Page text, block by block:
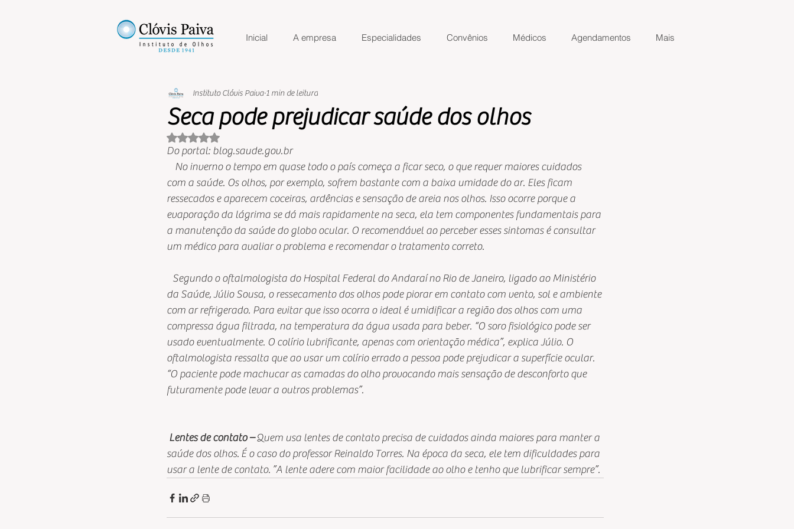
Inicial A empresa Especialidades Convênios Médicos Agendamentos Mais
Seca pode prejudicar saúde dos olhos
Instituto Clóvis Paiva 1 min de leitura
Avaliado com NaN de 5 estrelas.
Do portal: blog.saude.gov.br
No inverno o tempo em quase todo o país começa a ficar seco, o que requer maiores cuidados
com a saúde. Os olhos, por exemplo, sofrem bastante com a baixa umidade do ar. Eles ficam
ressecados e aparecem coceiras, ardências e sensação de areia nos olhos. Isso ocorre porque a
evaporação da lágrima se dá mais rapidamente na seca, ela tem componentes fundamentais para
a manutenção da saúde do globo ocular. O recomendável ao perceber esses sintomas é consultar
um médico para avaliar o problema e recomendar o tratamento correto.
Segundo o oftalmologista do Hospital Federal do Andaraí no Rio de Janeiro, ligado ao Ministério
da Saúde, Júlio Sousa, o ressecamento dos olhos pode piorar em contato com vento, sol e ambiente
com ar refrigerado. Para evitar que isso ocorra o ideal é umidificar a região dos olhos com uma
compressa água filtrada, na temperatura da água usada para beber. “O soro fisiológico pode ser
usado eventualmente. O colírio lubrificante, apenas com orientação médica”, explica Júlio. O
oftalmologista ressalta que ao usar um colírio errado a pessoa pode prejudicar a superfície ocular.
“O paciente pode machucar as camadas do olho provocando mais sensação de desconforto que
futuramente pode levar a outros problemas”.
Lentes de contato – Quem usa lentes de contato precisa de cuidados ainda maiores para manter a
saúde dos olhos. É o caso do professor Reinaldo Torres. Na época da seca, ele tem dificuldades para
usar a lente de contato. ”A lente adere com maior facilidade ao olho e tenho que lubrificar sempre”.